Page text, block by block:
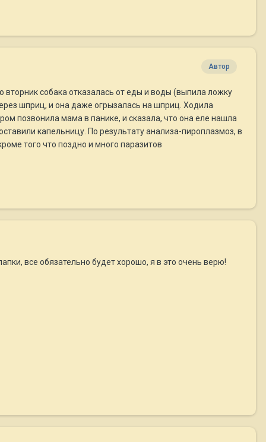
Автор
вторник собака отказалась от еды и воды (выпила ложку
шприц, и она даже огрызалась на шприц. Ходила
позвонила мама в панике, и сказала, что она еле нашла
капельницу. По результату анализа-пироплазмоз, в
того что поздно и много паразитов
все обязательно будет хорошо, я в это очень верю!